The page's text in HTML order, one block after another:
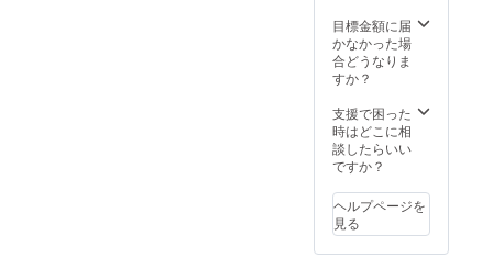
PP貼り
加工 ・
本文：
90K、
32ペー
ジ、フ
ルカ
見返
上質ス
タン
クロネ
コさん
が、あ
切に運
んでく
れる。
そんな
を込め
ていま
す。
仕様 ・
サイ
ズ：
0mm ・
製本方
法：上
製本、
カ
バー、
ミシン
綴じ、
です。
(直筆す
る箇所
は、変
る可能
性もご
ざいま
す。) き
製作所
の活動
を、応
目標金額に届
かなかった場
合どうなりま
すか？
支援で困った
時はどこに相
談したらいい
ですか？
ヘルプページを
見る